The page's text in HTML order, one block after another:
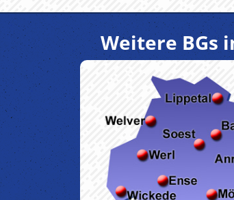
Weitere BGs